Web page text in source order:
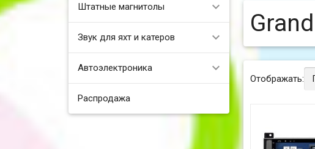
Штатные магнитолы
Звук для яхт и катеров
Автоэлектроника
Распродажа
Отображать: